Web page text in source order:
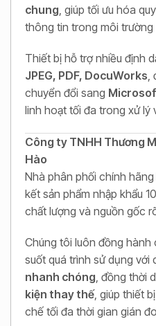
chung , giúp tối ưu hóa
thông tin trong môi trường
Thiết bị hỗ trợ nhiều định
JPEG, PDF, DocuWorks
chuyển đổi sang
linh hoạt tối đa trong xử lý
Công ty TNHH Thương
Hào
Nhà phân phối chính hãng
kết sản phẩm nhập khẩu
chất lượng và nguồn gốc
Chúng tôi luôn đồng
suốt quá trình sử dụng với
nhanh chóng , đồng thời
kiện thay thế, giúp thiết
chế tối đa thời gian gián